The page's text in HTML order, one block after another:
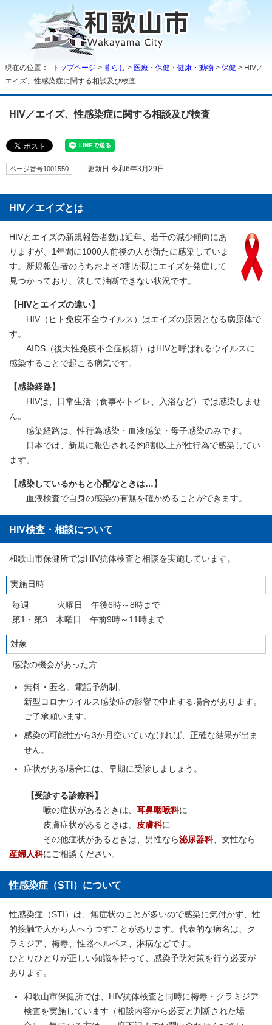
現在の位置： トップページ > 暮らし > 医療・保健・健康・動物 > 保健 > HIV／
エイズ、性感染症に関する相談及び検査
HIV／エイズ、性感染症に関する相談及び検査
ページ番号1001550 更新日 令和6年3月29日
HIV／エイズとは
HIVとエイズの新規報告者数は近年、若干の減少傾向にあ
りますが、1年間に1000人前後の人が新たに感染していま
す。新規報告者のうちおよそ3割が既にエイズを発症して
見つかっており、決して油断できない状況です。
【HIVとエイズの違い】
HIV（ヒト免疫不全ウイルス）はエイズの原因となる病原体で
す。
AIDS（後天性免疫不全症候群）はHIVと呼ばれるウイルスに
感染することで起こる病気です。
【感染経路】
HIVは、日常生活（食事やトイレ、入浴など）では感染しませ
ん。
感染経路は、性行為感染・血液感染・母子感染のみです。
日本では、新規に報告される約8割以上が性行為で感染してい
ます。
【感染しているかもと心配なときは…】
血液検査で自身の感染の有無を確かめることができます。
HIV検査・相談について
和歌山市保健所ではHIV抗体検査と相談を実施しています。
実施日時
毎週 火曜日 午後6時～8時まで
第1・第3 木曜日 午前9時～11時まで
対象
感染の機会があった方
無料・匿名。電話予約制。
新型コロナウイルス感染症の影響で中止する場合があります。
ご了承願います。
感染の可能性から3か月空いていなければ、正確な結果が出ま
せん。
症状がある場合には、早期に受診しましょう。
【受診する診療科】
喉の症状があるときは、 耳鼻咽喉科に
皮膚症状があるときは、 皮膚科に
その他症状があるときは、男性なら泌尿器科、女性なら
産婦人科にご相談ください。
性感染症（STI）について
性感染症（STI）は、無症状のことが多いので感染に気付かず、性
的接触で人から人へうつすことがあります。代表的な病名は、ク
ラミジア、梅毒、性器ヘルペス、淋病などです。
ひとりひとりが正しい知識を持って、感染予防対策を行う必要が
あります。
和歌山市保健所では、HIV抗体検査と同時に梅毒・クラミジア
検査を実施しています（相談内容から必要と判断された場